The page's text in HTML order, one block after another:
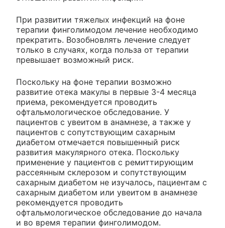
При развитии тяжелых инфекций на фоне
терапии финголимодом лечение необходимо
прекратить. Возобновлять лечение следует
только в случаях, когда польза от терапии
превышает возможный риск.
Поскольку на фоне терапии возможно
развитие отека макулы в первые 3-4 месяца
приема, рекомендуется проводить
офтальмологическое обследование. У
пациентов с увеитом в анамнезе, а также у
пациентов с сопутствующим сахарным
диабетом отмечается повышенный риск
развития макулярного отека. Поскольку
применение у пациентов с ремиттирующим
рассеянным склерозом и сопутствующим
сахарным диабетом не изучалось, пациентам с
сахарным диабетом или увеитом в анамнезе
рекомендуется проводить
офтальмологическое обследование до начала
и во время терапии финголимодом.